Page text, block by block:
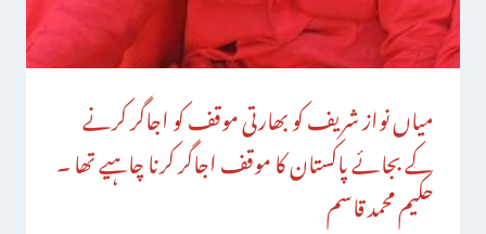
میاں نواز شریف کو بھارتی موقف کو اجاگر کرنے
کے بجائے پاکستان کا موقف اجاگر کرنا چاہیے تھا ۔
حکیم محمد قاسم